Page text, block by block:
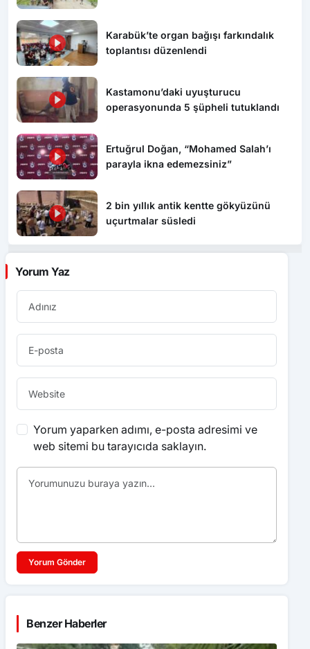
Karabük’te organ bağışı farkındalık
toplantısı düzenlendi
Kastamonu’daki uyuşturucu
operasyonunda 5 şüpheli tutuklandı
Ertuğrul Doğan, “Mohamed Salah’ı
parayla ikna edemezsiniz”
2 bin yıllık antik kentte gökyüzünü
uçurtmalar süsledi
Yorum Yaz
Yorum yaparken adımı, e-posta adresimi ve
web sitemi bu tarayıcıda saklayın.
Yorum Gönder
Benzer Haberler